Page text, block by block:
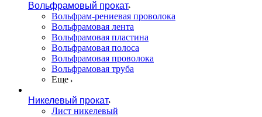
Вольфрамовый прокат
Вольфрам-рениевая проволока
Вольфрамовая лента
Вольфрамовая пластина
Вольфрамовая полоса
Вольфрамовая проволока
Вольфрамовая труба
Еще
Никелевый прокат
Лист никелевый